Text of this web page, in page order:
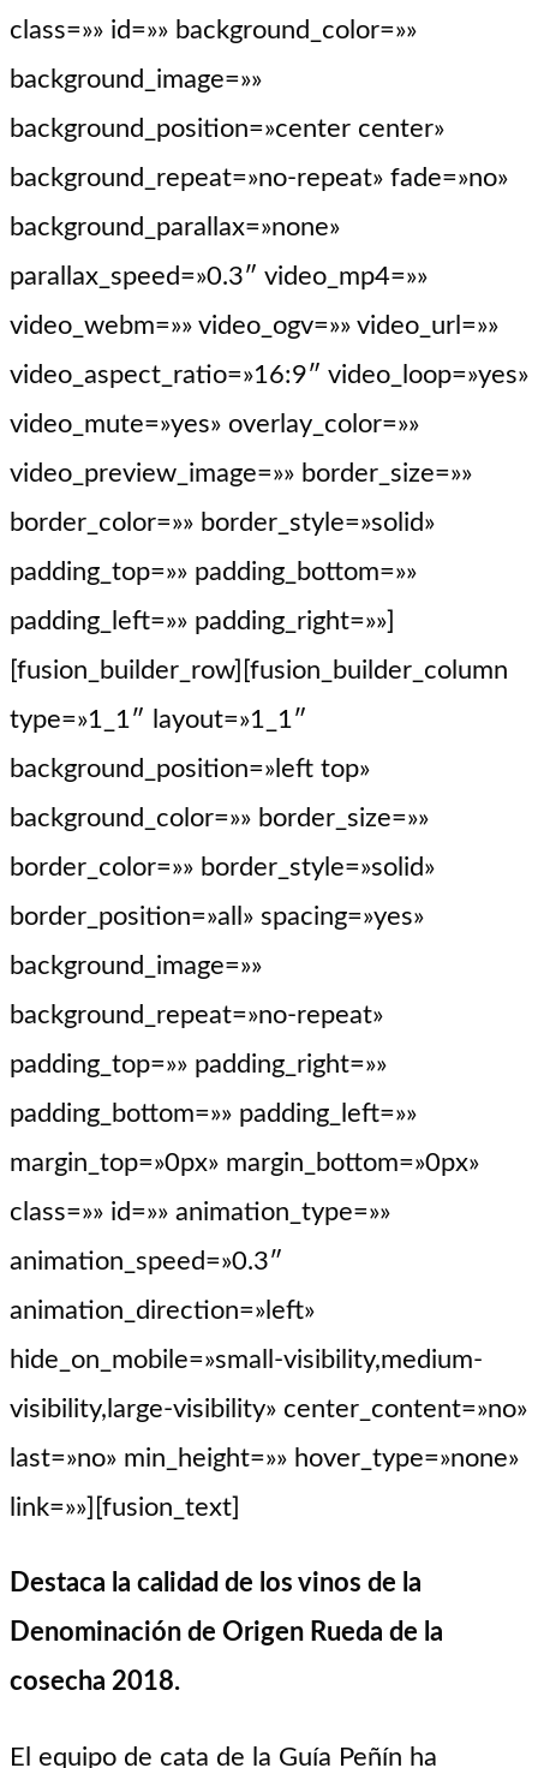
class=»» id=»» background_color=»»
background_image=»»
background_position=»center center»
background_repeat=»no-repeat» fade=»no»
background_parallax=»none»
parallax_speed=»0.3″ video_mp4=»»
video_webm=»» video_ogv=»» video_url=»»
video_aspect_ratio=»16:9″ video_loop=»yes»
video_mute=»yes» overlay_color=»»
video_preview_image=»» border_size=»»
border_color=»» border_style=»solid»
padding_top=»» padding_bottom=»»
padding_left=»» padding_right=»»]
[fusion_builder_row][fusion_builder_column
type=»1_1″ layout=»1_1″
background_position=»left top»
background_color=»» border_size=»»
border_color=»» border_style=»solid»
border_position=»all» spacing=»yes»
background_image=»»
background_repeat=»no-repeat»
padding_top=»» padding_right=»»
padding_bottom=»» padding_left=»»
margin_top=»0px» margin_bottom=»0px»
class=»» id=»» animation_type=»»
animation_speed=»0.3″
animation_direction=»left»
hide_on_mobile=»small-visibility,medium-
visibility,large-visibility» center_content=»no»
last=»no» min_height=»» hover_type=»none»
link=»»][fusion_text]
Destaca la calidad de los vinos de la
Denominación de Origen Rueda de la
cosecha 2018.
El equipo de cata de la Guía Peñín ha